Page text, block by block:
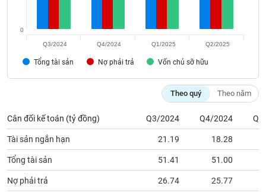
Tổng tài sản Nợ phải trả Vốn chủ sỡ hữu
0
Q3/2024 Q4/2024 Q1/2025 Q2/2025
Theo quý Theo năm
Cân đối kế toán (tỷ đồng) Q3/2024 Q4/2024
Tài sản ngắn hạn 21.19 18.28
Tổng tài sản 51.41 51.00
Nợ phải trả 26.74 25.77
Thuật
(-)
Dịch
vụ
(-)
Đào
tạo